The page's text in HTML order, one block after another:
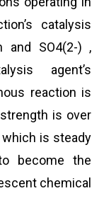
catalysis
and SO4(2-) ,
agent’s
reaction is
is over
is steady
become the
chemical